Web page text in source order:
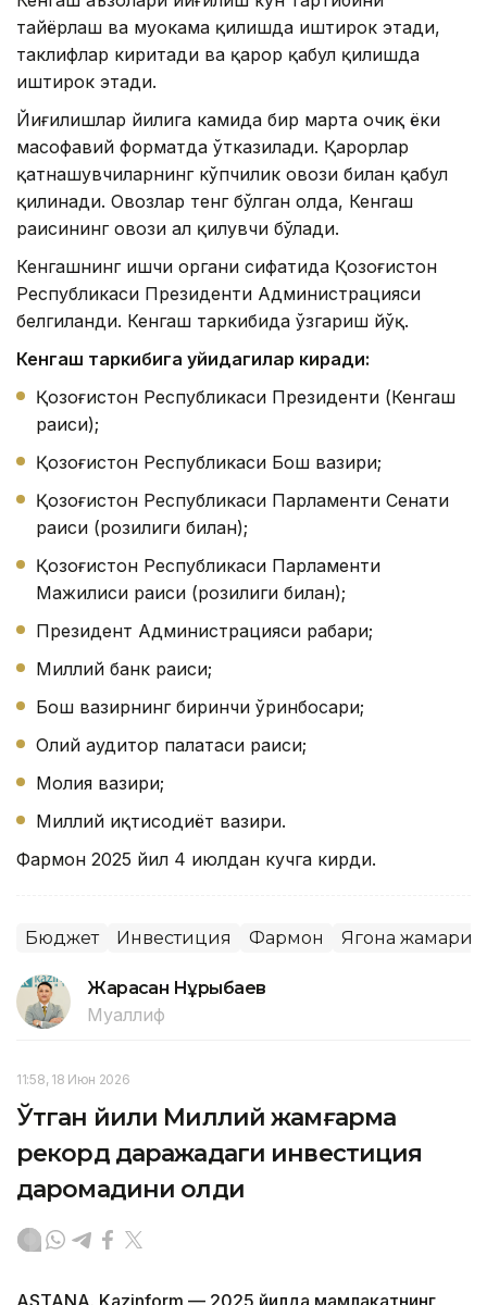
тайёрлаш ва муҳокама қилишда иштирок этади,
таклифлар киритади ва қарор қабул қилишда
иштирок этади.
Йиғилишлар йилига камида бир марта очиқ ёки
масофавий форматда ўтказилади. Қарорлар
қатнашувчиларнинг кўпчилик овози билан қабул
қилинади. Овозлар тенг бўлган ҳолда, Кенгаш
раисининг овози ҳал қилувчи бўлади.
Кенгашнинг ишчи органи сифатида Қозоғистон
Республикаси Президенти Администрацияси
белгиланди. Кенгаш таркибида ўзгариш йўқ.
Кенгаш таркибига қуйидагилар киради:
Қозоғистон Республикаси Президенти (Кенгаш
раиси);
Қозоғистон Республикаси Бош вазири;
Қозоғистон Республикаси Парламенти Сенати
раиси (розилиги билан);
Қозоғистон Республикаси Парламенти
Мажилиси раиси (розилиги билан);
Президент Администрацияси раҳбари;
Миллий банк раиси;
Бош вазирнинг биринчи ўринбосари;
Олий аудитор палатаси раиси;
Молия вазири;
Миллий иқтисодиёт вазири.
Фармон 2025 йил 4 июлдан кучга кирди.
Бюджет Инвестиция Фармон Ягона
Жарасқан Нұрыбаев
Муаллиф
11:58, 18 Июн 2026
Ўтган йили Миллий жамғарма
рекорд даражадаги инвестиция
даромадини олди